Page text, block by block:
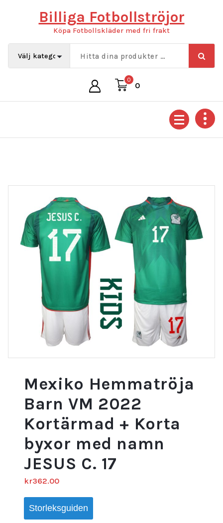
Billiga Fotbollströjor
Köpa Fotbollskläder med fri frakt
0
0
Mexiko Hemmatröja
Barn VM 2022
Kortärmad + Korta
byxor med namn
JESUS C. 17
kr362.00
Storleksguiden